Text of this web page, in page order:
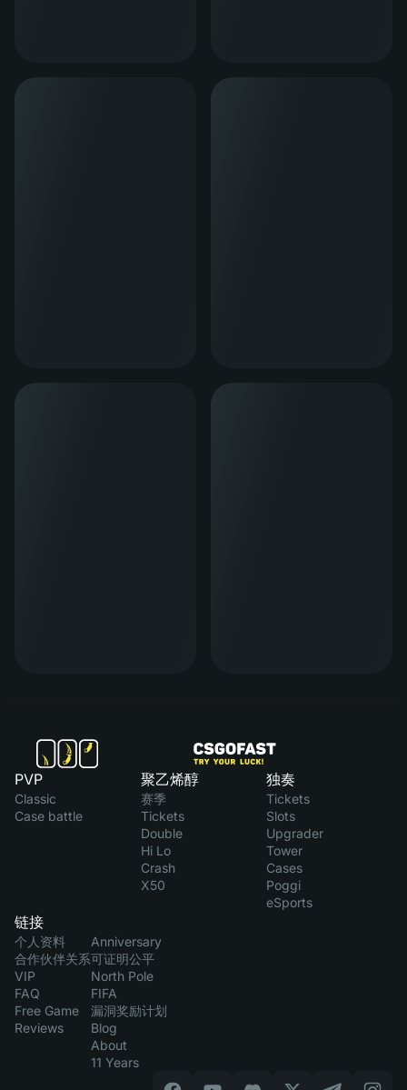
PVP
Classic
Case battle
聚乙烯醇
赛季
Tickets
Double
Hi Lo
Crash
X50
独奏
Tickets
Slots
Upgrader
Tower
Cases
Poggi
eSports
链接
个人资料
合作伙伴关系
VIP
FAQ
Free Game
Reviews
Anniversary
可证明公平
North Pole
FIFA
漏洞奖励计划
Blog
About
11 Years